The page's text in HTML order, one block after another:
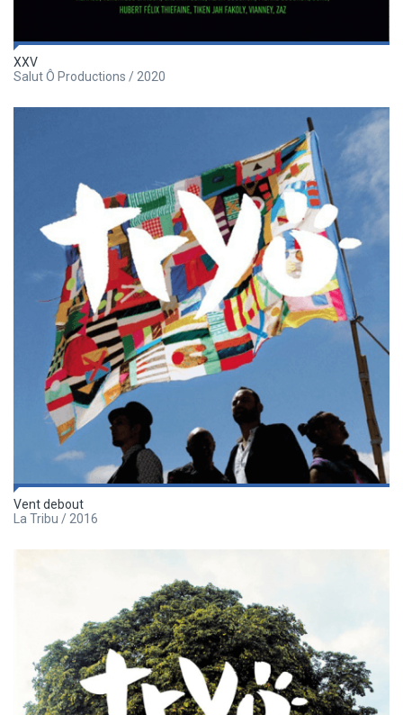
XXV
Salut Ô Productions / 2020
Vent debout
La Tribu / 2016